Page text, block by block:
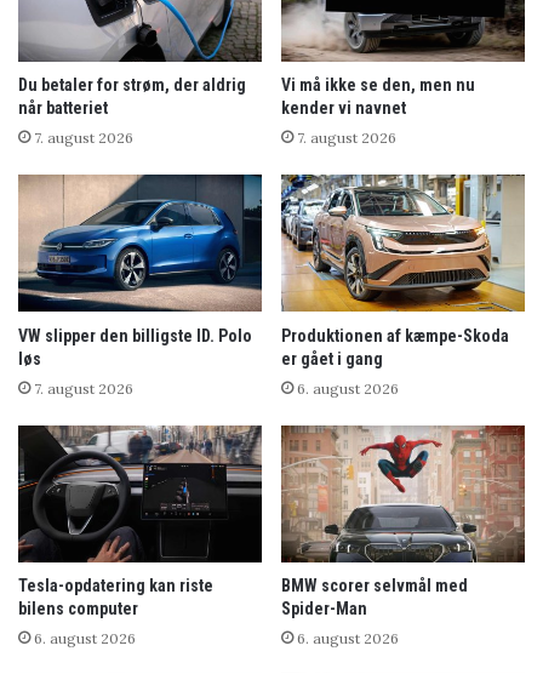
Du betaler for strøm, der aldrig
når batteriet
7. august 2026
Vi må ikke se den, men nu
kender vi navnet
7. august 2026
VW slipper den billigste ID. Polo
løs
7. august 2026
Produktionen af kæmpe-Skoda
er gået i gang
6. august 2026
Tesla-opdatering kan riste
bilens computer
6. august 2026
BMW scorer selvmål med
Spider-Man
6. august 2026